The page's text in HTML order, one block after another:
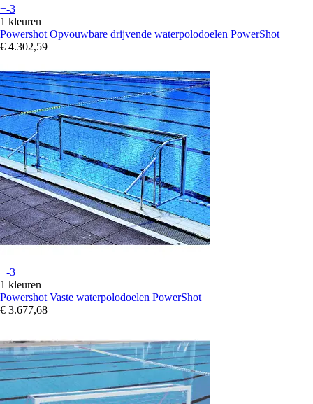
+-3
1 kleuren
Powershot Opvouwbare drijvende waterpolodoelen PowerShot
€ 4.302,59
+-3
1 kleuren
Powershot Vaste waterpolodoelen PowerShot
€ 3.677,68